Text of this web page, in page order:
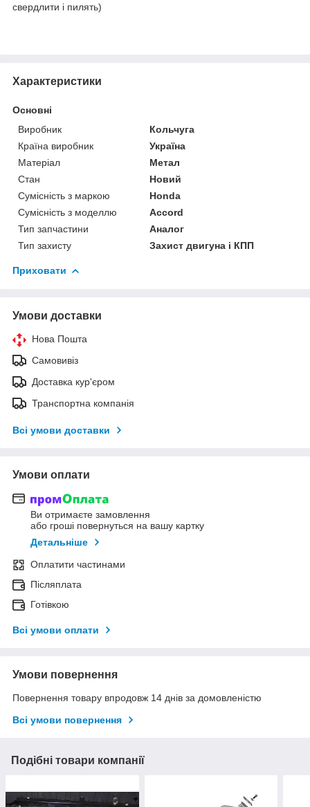
свердлити і пилять)
Характеристики
Основні
Виробник
Кольчуга
Країна виробник
Україна
Матеріал
Метал
Стан
Новий
Сумісність з маркою
Honda
Сумісність з моделлю
Accord
Тип запчастини
Аналог
Тип захисту
Захист двигуна і КПП
Приховати
Умови доставки
Нова Пошта
Самовивіз
Доставка кур'єром
Транспортна компанія
Всі умови доставки
Умови оплати
Ви отримаєте замовлення
або гроші повернуться на вашу картку
Детальніше
Оплатити частинами
Післяплата
Готівкою
Всі умови оплати
Умови повернення
Повернення товару впродовж 14 днів за домовленістю
Всі умови повернення
Подібні товари компанії